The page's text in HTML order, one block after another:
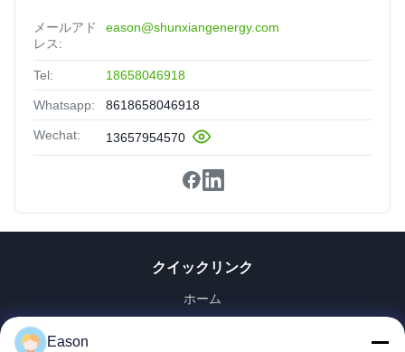
メールアド
レス:
eason@shunxiangenergy.com
Tel: 18658046918
Whatsapp: 8618658046918
Wechat: 13657954570
クイックリンク
ホーム
Eason